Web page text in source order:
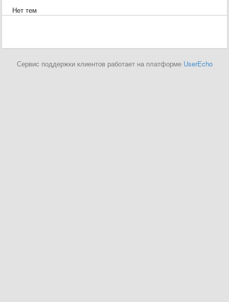
Нет тем
Сервис поддержки клиентов работает на платформе UserEcho